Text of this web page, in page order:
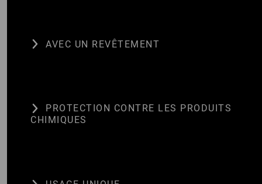
AVEC UN REVÊTEMENT
PROTECTION CONTRE LES PRODUITS
CHIMIQUES